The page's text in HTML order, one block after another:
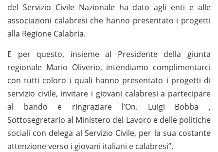
del Servizio Civile Nazionale ha dato agli enti e alle
associazioni calabresi che hanno presentato i progetti
alla Regione Calabria.
E per questo, insieme al Presidente della giunta
regionale Mario Oliverio, intendiamo complimentarci
con tutti coloro i quali hanno presentato i progetti di
servizio civile, invitare i giovani calabresi a partecipare
al bando e ringraziare l’On. Luigi Bobba ,
Sottosegretario al Ministero del Lavoro e delle politiche
sociali con delega al Servizio Civile, per la sua costante
attenzione verso i giovani italiani e calabresi”.